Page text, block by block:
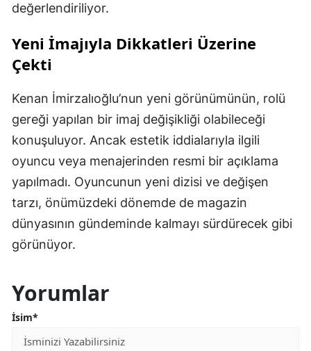
değerlendiriliyor.
Yeni İmajıyla Dikkatleri Üzerine
Çekti
Kenan İmirzalıoğlu’nun yeni görünümünün, rolü
gereği yapılan bir imaj değişikliği olabileceği
konuşuluyor. Ancak estetik iddialarıyla ilgili
oyuncu veya menajerinden resmi bir açıklama
yapılmadı. Oyuncunun yeni dizisi ve değişen
tarzı, önümüzdeki dönemde de magazin
dünyasının gündeminde kalmayı sürdürecek gibi
görünüyor.
Yorumlar
İsim*